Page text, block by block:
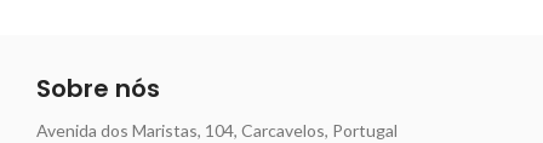
Sobre nós
Avenida dos Maristas, 104, Carcavelos, Portugal